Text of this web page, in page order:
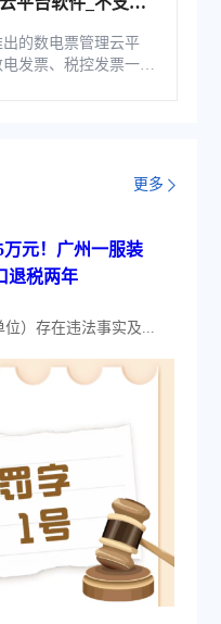
的数电票管理云平
发票、税控发票一体
更多
万元！广州一服装
退税两年
位）存在违法事实及...